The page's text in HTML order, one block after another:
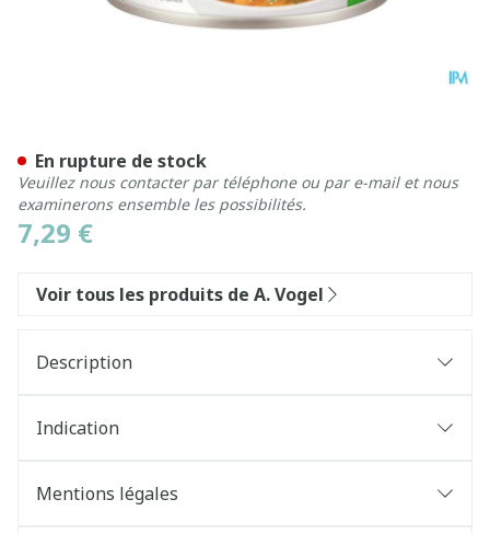
7,29 €
En rupture de stock
Veuillez nous contacter par téléphone ou par e-mail et nous
examinerons ensemble les possibilités.
Voir tous les produits de A. Vogel
Description
Indication
Mentions légales